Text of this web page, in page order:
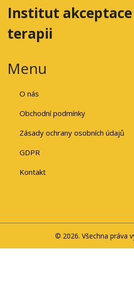
Institut
terapii
Menu
O nás
Obchodní podmínky
Zásady ochrany osobních údajů
GDPR
Kontakt
© 2026. Všechna práva